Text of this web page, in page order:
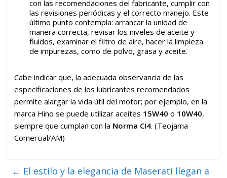
con las recomendaciones del fabricante, cumplir con
las revisiones periódicas y el correcto manejo. Este
último punto contempla: arrancar la unidad de
manera correcta, revisar los niveles de aceite y
fluidos, examinar el filtro de aire, hacer la limpieza
de impurezas, como de polvo, grasa y aceite.
Cabe indicar que, la adecuada observancia de las
especificaciones de los lubricantes recomendados
permite alargar la vida útil del motor; por ejemplo, en la
marca Hino se puede utilizar aceites 15W40 o 10W40,
siempre que cumplan con la Norma CI4. (Teojama
Comercial/AM)
← El estilo y la elegancia de Maserati llegan a